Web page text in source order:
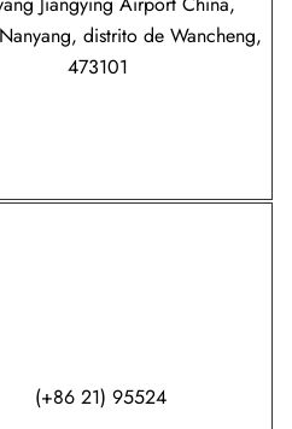
distrito de Wancheng,
473101
(+86 21) 95524